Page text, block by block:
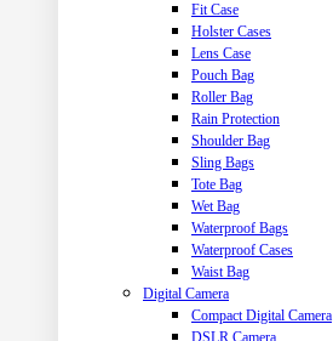
Fit Case
Holster Cases
Lens Case
Pouch Bag
Roller Bag
Rain Protection
Shoulder Bag
Sling Bags
Tote Bag
Wet Bag
Waterproof Bags
Waterproof Cases
Waist Bag
Digital Camera
Compact Digital Camera
DSLR Camera